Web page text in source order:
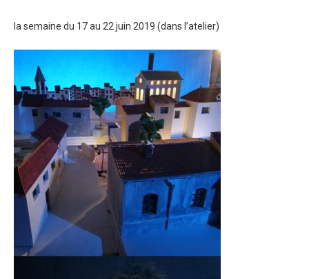
la semaine du 17 au 22 juin 2019 (dans l’atelier)